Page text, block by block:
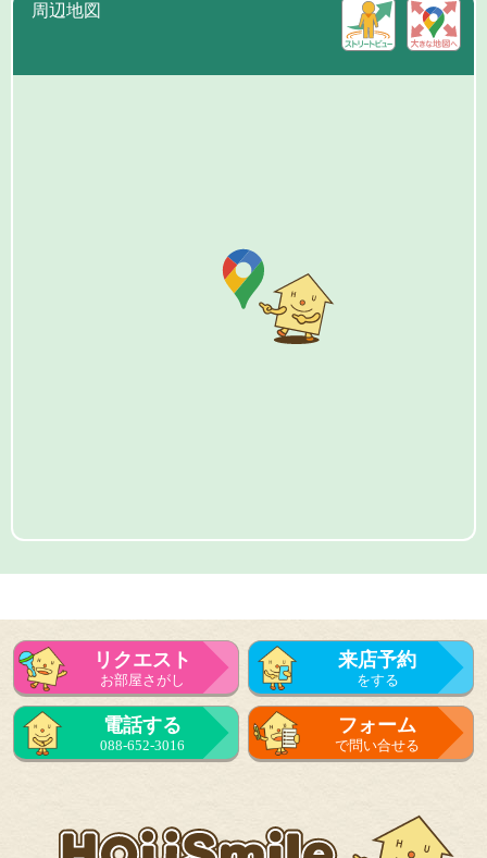
周辺地図
リクエスト
お部屋さがし
来店予約
をする
電話する
088-652-3016
フォーム
で問い合せる